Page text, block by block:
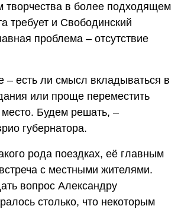
творчества в более подходящем
требует и Свободинский
проблема – отсутствие
– есть ли смысл вкладываться в
или проще переместить
место. Будем решать, –
губернатора.
рода поездках, её главным
с местными жителями.
вопрос Александру
столько, что некоторым